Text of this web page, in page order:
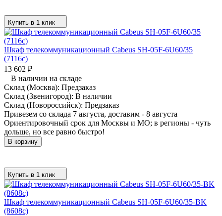
Купить в 1 клик
Шкаф телекоммуникационный Cabeus SH-05F-6U60/35
(7116c)
13 602 ₽
В наличии на складе
Склад (Москва): Предзаказ
Склад (Звенигород): В наличии
Склад (Новороссийск): Предзаказ
Привезем со склада 7 августа, доставим - 8 августа
Ориентировочный срок для Москвы и МО; в регионы - чуть
дольше, но все равно быстро!
В корзину
Купить в 1 клик
Шкаф телекоммуникационный Cabeus SH-05F-6U60/35-BK
(8608c)